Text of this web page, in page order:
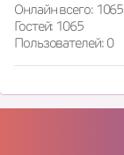
Онлайн всего: 1065
Гостей: 1065
Пользователей: 0